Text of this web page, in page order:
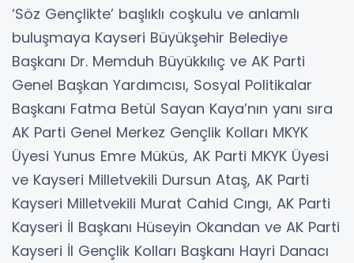
‘Söz Gençlikte’ başlıklı coşkulu ve anlamlı
buluşmaya Kayseri Büyükşehir Belediye
Başkanı Dr. Memduh Büyükkılıç ve AK Parti
Genel Başkan Yardımcısı, Sosyal Politikalar
Başkanı Fatma Betül Sayan Kaya’nın yanı sıra
AK Parti Genel Merkez Gençlik Kolları MKYK
Üyesi Yunus Emre Müküs, AK Parti MKYK Üyesi
ve Kayseri Milletvekili Dursun Ataş, AK Parti
Kayseri Milletvekili Murat Cahid Cıngı, AK Parti
Kayseri İl Başkanı Hüseyin Okandan ve AK Parti
Kayseri İl Gençlik Kolları Başkanı Hayri Danacı